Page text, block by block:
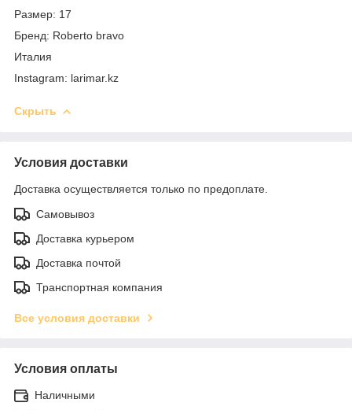
Размер: 17
Бренд: Roberto bravo
Италия
Instagram: larimar.kz
Скрыть
Условия доставки
Доставка осуществляется только по предоплате.
Самовывоз
Доставка курьером
Доставка почтой
Транспортная компания
Все условия доставки
Условия оплаты
Наличными